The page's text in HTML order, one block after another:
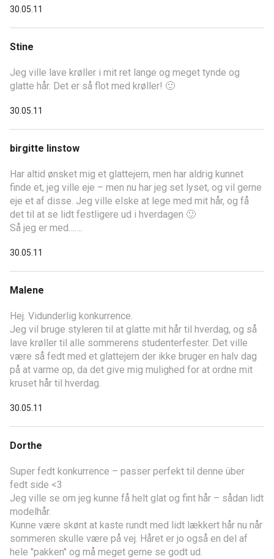
30.05.11
Stine
Jeg ville lave krøller i mit ret lange og meget tynde og
glatte hår. Det er så flot med krøller! 🙂
30.05.11
birgitte linstow
Har altid ønsket mig et glattejern, men har aldrig kunnet
finde et, jeg ville eje – men nu har jeg set lyset, og vil gerne
eje et af disse. Jeg ville elske at lege med mit hår, og få
det til at se lidt festligere ud i hverdagen 🙂
Så jeg er med…….
30.05.11
Malene
Hej. Vidunderlig konkurrence.
Jeg vil bruge styleren til at glatte mit hår til hverdag, og så
lave krøller til alle sommerens studenterfester. Det ville
være så fedt med et glattejern der ikke bruger en halv dag
på at varme op, da det give mig mulighed for at ordne mit
kruset hår til hverdag.
30.05.11
Dorthe
Super fedt konkurrence – passer perfekt til denne über
fedt side <3
Jeg ville se om jeg kunne få helt glat og fint hår – sådan lidt
modelhår.
Kunne være skønt at kaste rundt med lidt lækkert hår nu når
sommeren skulle være på vej. Håret er jo også en del af
hele "pakken" og må meget gerne se godt ud.